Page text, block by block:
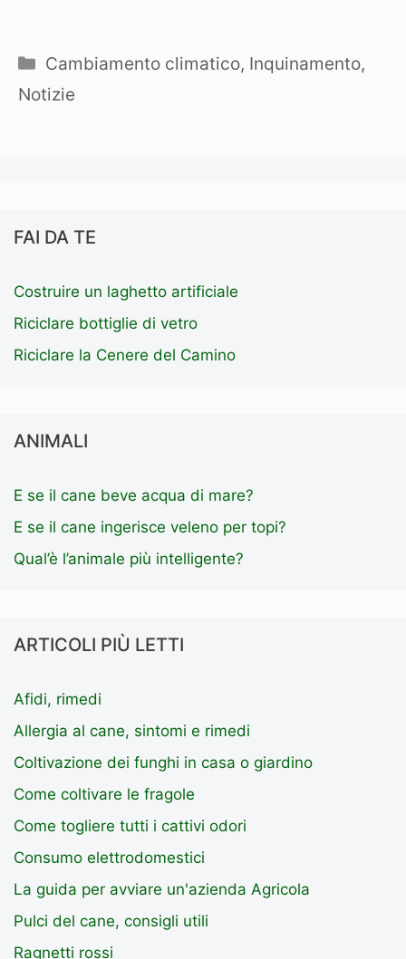
Categorie
Cambiamento climatico, Inquinamento,
Notizie
FAI DA TE
Costruire un laghetto artificiale
Riciclare bottiglie di vetro
Riciclare la Cenere del Camino
ANIMALI
E se il cane beve acqua di mare?
E se il cane ingerisce veleno per topi?
Qual’è l’animale più intelligente?
ARTICOLI PIÙ LETTI
Afidi, rimedi
Allergia al cane, sintomi e rimedi
Coltivazione dei funghi in casa o giardino
Come coltivare le fragole
Come togliere tutti i cattivi odori
Consumo elettrodomestici
La guida per avviare un'azienda Agricola
Pulci del cane, consigli utili
Ragnetti rossi